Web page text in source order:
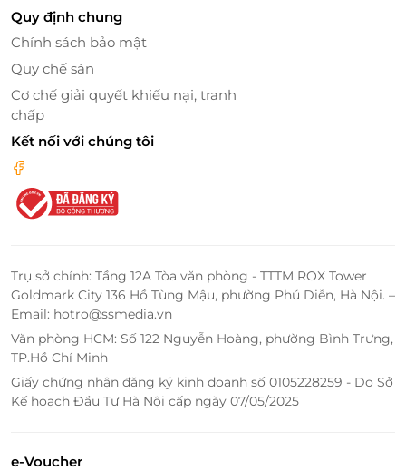
cùng hoa quả theo mùa, đồ uống thanh mát giúp
bữa tiệc nướng trở nên tròn vị hơn bao giờ hết.
Quy định chung
Chính sách bảo mật
Quy chế sàn
Cơ chế giải quyết khiếu nại, tranh
chấp
Kết nối với chúng tôi
Trụ sở chính: Tầng 12A Tòa văn phòng - TTTM ROX Tower
Goldmark City 136 Hồ Tùng Mậu, phường Phú Diễn, Hà Nội. –
Email: hotro@ssmedia.vn
Văn phòng HCM: Số 122 Nguyễn Hoàng, phường Bình Trưng,
TP.Hồ Chí Minh
Giấy chứng nhận đăng ký kinh doanh số 0105228259 - Do Sở
Kế hoạch Đầu Tư Hà Nội cấp ngày 07/05/2025
e-Voucher